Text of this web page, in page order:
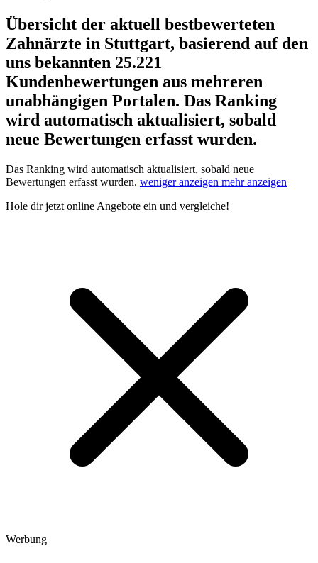
Übersicht der aktuell bestbewerteten
Zahnärzte in Stuttgart, basierend auf den
uns bekannten 25.221
Kundenbewertungen aus mehreren
unabhängigen Portalen. Das Ranking
wird automatisch aktualisiert, sobald
neue Bewertungen erfasst wurden.
Das Ranking wird automatisch aktualisiert, sobald neue
Bewertungen erfasst wurden. weniger anzeigen mehr anzeigen
Hole dirjetzt online Angebote ein und vergleiche!
Werbung